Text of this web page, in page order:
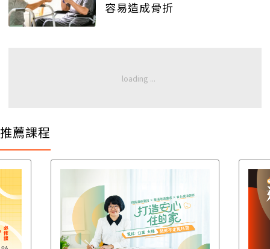
容易造成骨折
推薦課程